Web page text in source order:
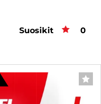
Suosikit 0